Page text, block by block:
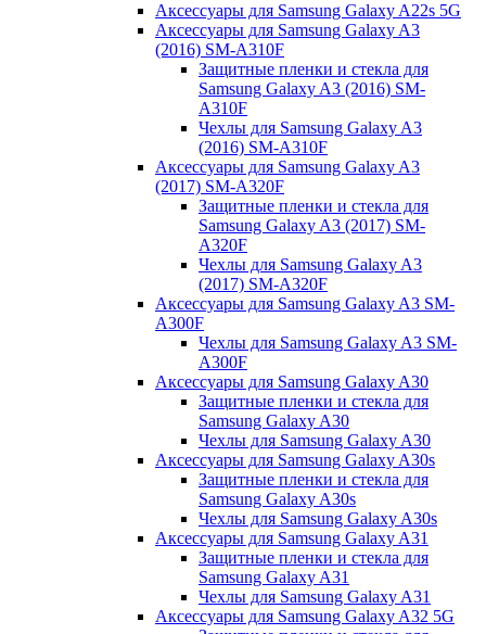
Аксессуары для Samsung Galaxy A22s 5G
Аксессуары для Samsung Galaxy A3
(2016) SM-A310F
Защитные пленки и стекла для
Samsung Galaxy A3 (2016) SM-
A310F
Чехлы для Samsung Galaxy A3
(2016) SM-A310F
Аксессуары для Samsung Galaxy A3
(2017) SM-A320F
Защитные пленки и стекла для
Samsung Galaxy A3 (2017) SM-
A320F
Чехлы для Samsung Galaxy A3
(2017) SM-A320F
Аксессуары для Samsung Galaxy A3 SM-
A300F
Чехлы для Samsung Galaxy A3 SM-
A300F
Аксессуары для Samsung Galaxy A30
Защитные пленки и стекла для
Samsung Galaxy A30
Чехлы для Samsung Galaxy A30
Аксессуары для Samsung Galaxy A30s
Защитные пленки и стекла для
Samsung Galaxy A30s
Чехлы для Samsung Galaxy A30s
Аксессуары для Samsung Galaxy A31
Защитные пленки и стекла для
Samsung Galaxy A31
Чехлы для Samsung Galaxy A31
Аксессуары для Samsung Galaxy A32 5G